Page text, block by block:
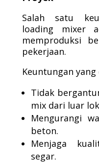
Salah satu
loading mixer
memproduksi
pekerjaan.
Keuntungan
Tidak
mix dari luar
Mengurangi
beton.
Menjaga
segar.